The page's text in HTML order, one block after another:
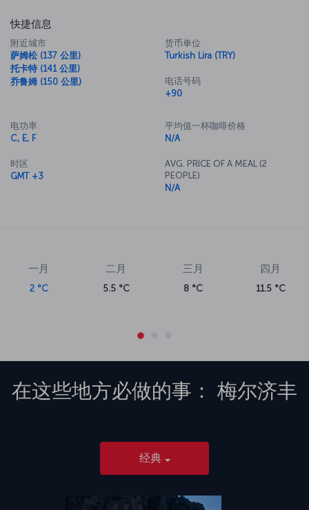
快捷信息
附近城市
萨姆松 (137 公里)
托卡特 (141 公里)
乔鲁姆 (150 公里)
货币单位
Turkish Lira (TRY)
电话号码
+90
电功率
C, E, F
时区
GMT +3
平均值一杯咖啡价格
N/A
AVG. PRICE OF A MEAL (2
PEOPLE)
N/A
一月
2 °C
二月
5.5 °C
三月
8 °C
四月
11.5 °C
在这些地方必做的事： 梅尔济丰
经典